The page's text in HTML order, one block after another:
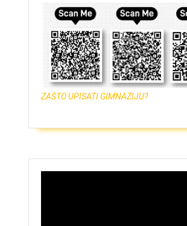
ZAŠTO UPISATI GIMNAZIJU?